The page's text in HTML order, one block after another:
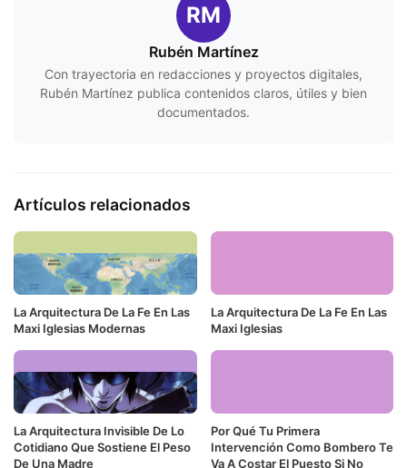
RM
Rubén Martínez
Con trayectoria en redacciones y proyectos digitales,
Rubén Martínez publica contenidos claros, útiles y bien
documentados.
Artículos relacionados
La Arquitectura De La Fe En Las
Maxi Iglesias Modernas
La Arquitectura De La Fe En Las
Maxi Iglesias
La Arquitectura Invisible De Lo
Cotidiano Que Sostiene El Peso
De Una Madre
Por Qué Tu Primera
Intervención Como Bombero Te
Va A Costar El Puesto Si No